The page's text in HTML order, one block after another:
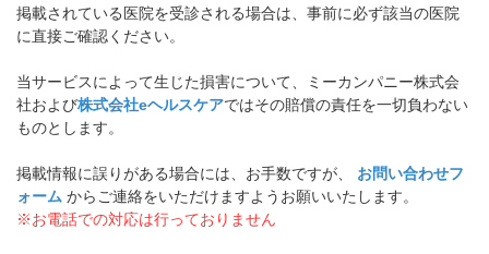
掲載されている医院を受診される場合は、事前に必ず該当の医院
に直接ご確認ください。
当サービスによって生じた損害について、ミーカンパニー株式会
社および株式会社eヘルスケアではその賠償の責任を一切負わない
ものとします。
掲載情報に誤りがある場合には、お手数ですが、 お問い合わせフ
ォーム からご連絡をいただけますようお願いいたします。
※お電話での対応は行っておりません